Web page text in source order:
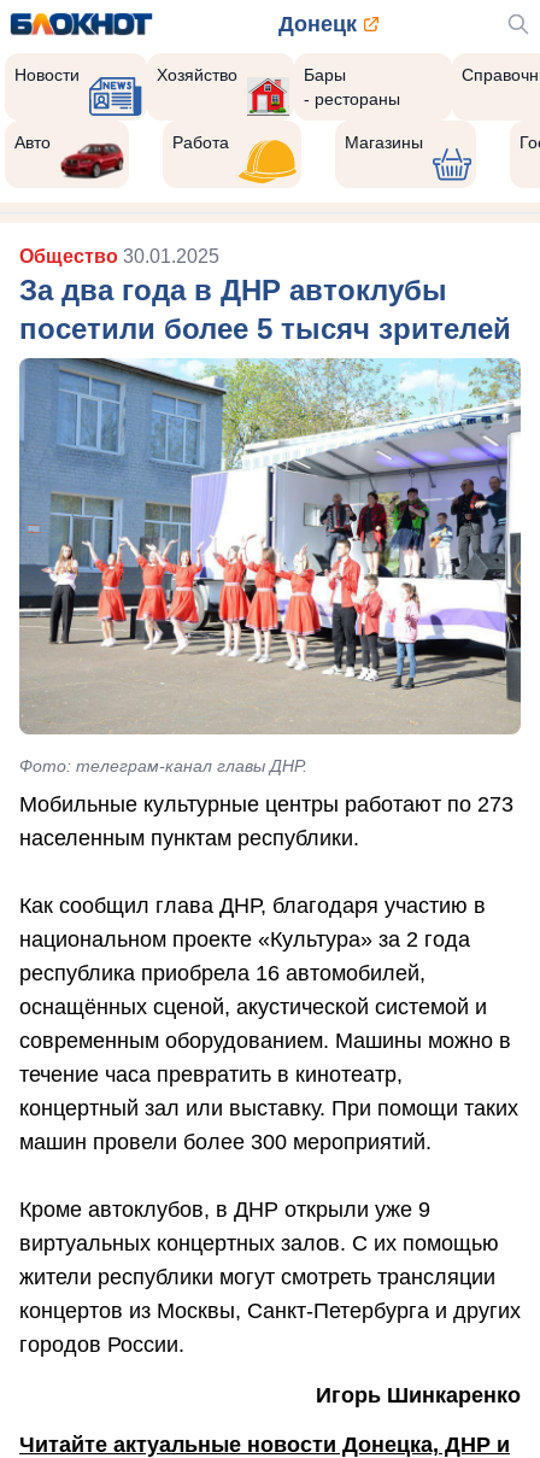
Донецк
Новости Хозяйство
Бары
- рестораны
Авто Работа Магазины
Общество 30.01.2025
За два года в ДНР автоклубы
посетили более 5 тысяч зрителей
Фото: телеграм-канал главы ДНР.
Мобильные культурные центры работают по 273
населенным пунктам республики.
Как сообщил глава ДНР, благодаря участию в
национальном проекте «Культура» за 2 года
республика приобрела 16 автомобилей,
оснащённых сценой, акустической системой и
современным оборудованием. Машины можно в
течение часа превратить в кинотеатр,
концертный зал или выставку. При помощи таких
машин провели более 300 мероприятий.
Кроме автоклубов, в ДНР открыли уже 9
виртуальных концертных залов. С их помощью
жители республики могут смотреть трансляции
концертов из Москвы, Санкт-Петербурга и других
городов России.
Игорь Шинкаренко
Читайте актуальные новости Донецка, ДНР и